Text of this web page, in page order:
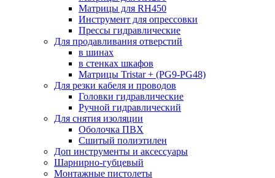
Матрицы для RH450
Инструмент для опрессовки
Прессы гидравлические
Для продавливания отверстий
в шинах
в стенках шкафов
Матрицы Tristar + (PG9-PG48)
Для резки кабеля и проводов
Головки гидравлические
Ручной гидравлический
Для снятия изоляции
Оболочка ПВХ
Сшитый полиэтилен
Доп инструменты и аксессуары
Шарнирно-губцевый
Монтажные пистолеты